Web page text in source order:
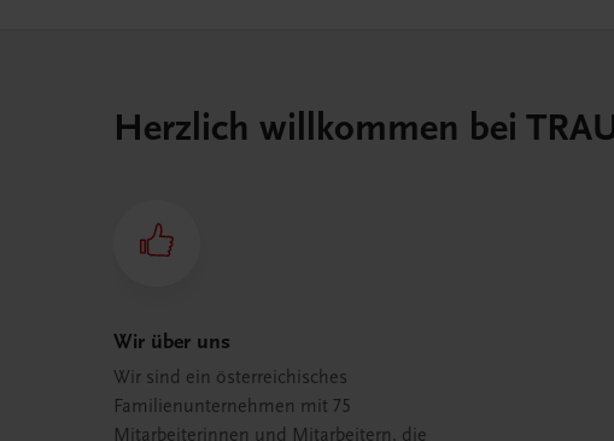
Herzlich willkommen bei
Wir über uns
Wir sind ein österreichisches
Familienunternehmen mit 75
Mitarbeiterinnen und Mitarbeitern, die